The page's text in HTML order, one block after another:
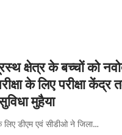
क्षेत्र के बच्चों को
के लिए परीक्षा केंद्र
मुहैया
लिए डीएम एवं सीडीओ ने जिला…